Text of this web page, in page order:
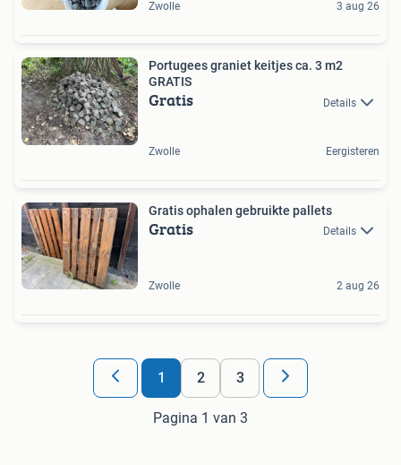
Zwolle 3 aug 26
Portugees graniet keitjes ca. 3 m2
GRATIS
Gratis Details
Zwolle Eergisteren
Gratis ophalen gebruikte pallets
Gratis Details
Zwolle 2 aug 26
1 2 3
Pagina 1 van 3